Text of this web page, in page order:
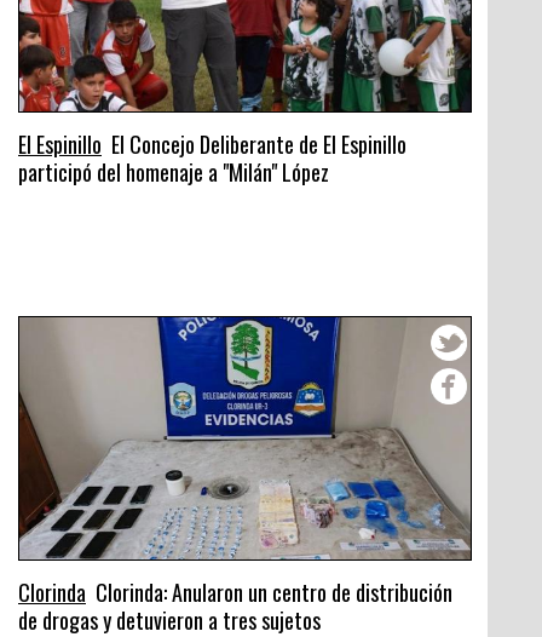
El Espinillo El Concejo Deliberante de El Espinillo
participó del homenaje a "Milán" López
Clorinda Clorinda: Anularon un centro de distribución
de drogas y detuvieron a tres sujetos